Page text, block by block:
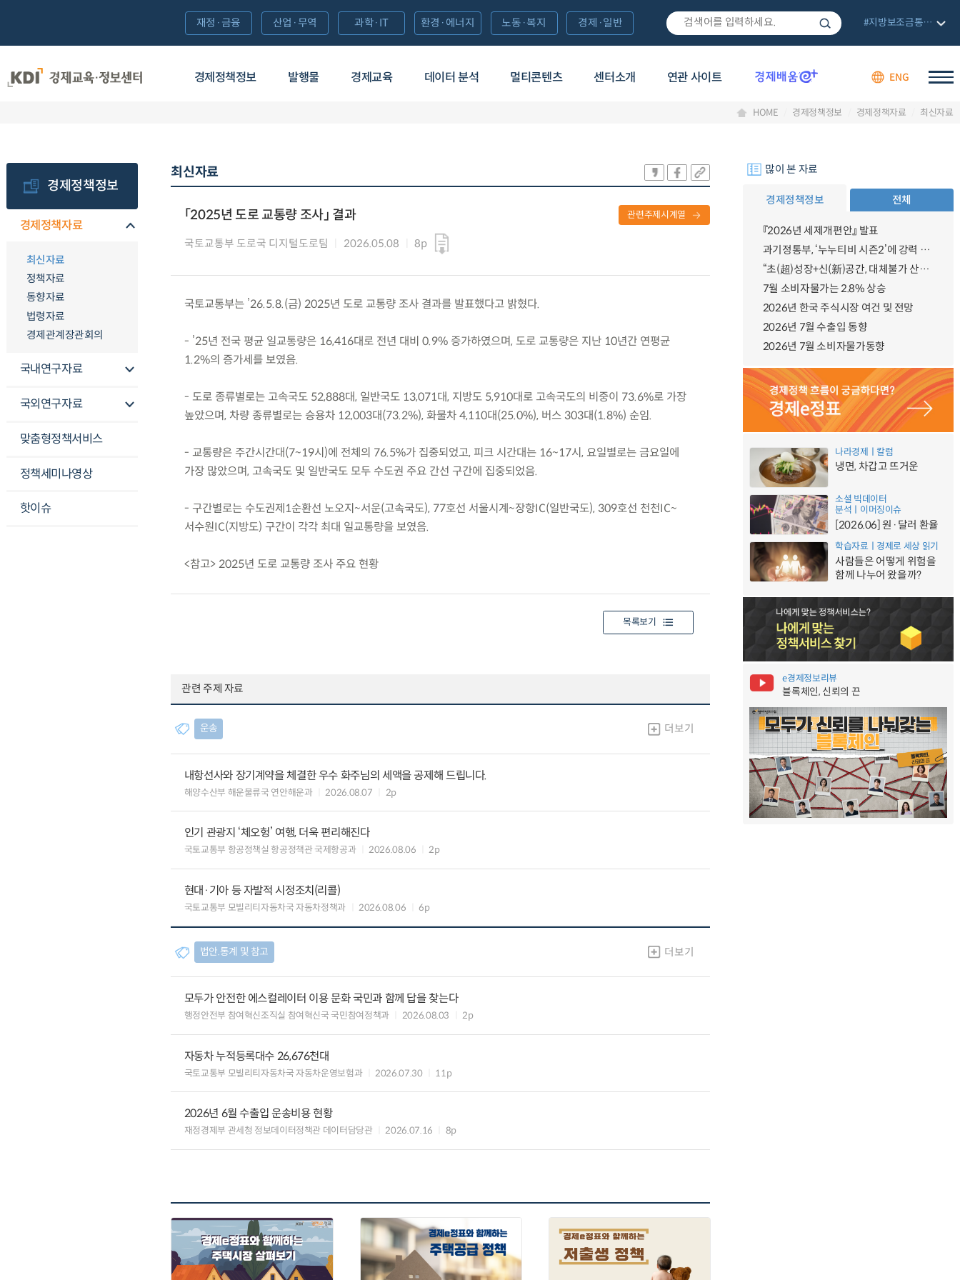
경제정책정보 발행물 경제교육 데이터 분석 멀티콘텐츠 센터소개 연관 사이트 ENG
재정·금융 산업·무역 과학·IT 환경·에너지 노동·복지 경제·일반 #지방보조금통합관리망
HOME 경제정책정보 경제정책자료 최신자료
경제정책정보
경제정책자료
최신자료
정책자료
동향자료
법령자료
경제관계장관회의
국내연구자료
국외연구자료
맞춤형정책서비스
정책세미나영상
핫이슈
최신자료
「2025년 도로 교통량 조사」 결과
국토교통부 도로국 디지털도로팀 2026.05.08 8p
관련주제시계열
국토교통부는 ’26.5.8.(금) 2025년 도로 교통량 조사 결과를 발표했다고 밝혔다.
- ’25년 전국 평균 일교통량은 16,416대로 전년 대비 0.9% 증가하였으며, 도로 교통량은 지난 10년간 연평균
1.2%의 증가세를 보였음.
- 도로 종류별로는 고속국도 52,888대, 일반국도 13,071대, 지방도 5,910대로 고속국도의 비중이 73.6%로 가장
높았으며, 차량 종류별로는 승용차 12,003대(73.2%), 화물차 4,110대(25.0%), 버스 303대(1.8%) 순임.
- 교통량은 주간시간대(7~19시)에 전체의 76.5%가 집중되었고, 피크 시간대는 16~17시, 요일별로는 금요일에
가장 많았으며, 고속국도 및 일반국도 모두 수도권 주요 간선 구간에 집중되었음.
- 구간별로는 수도권제1순환선 노오지~서운(고속국도), 77호선 서울시계~장항IC(일반국도), 309호선 천천IC~
서수원IC(지방도) 구간이 각각 최대 일교통량을 보였음.
<참고> 2025년 도로 교통량 조사 주요 현황
목록보기
관련 주제 자료
운송 더보기
내항선사와 장기계약을 체결한 우수 화주님의 세액을 공제해 드립니다.
해양수산부 해운물류국 연안해운과 2026.08.07 2p
인기 관광지 ‘체오헝’ 여행, 더욱 편리해진다
국토교통부 항공정책실 항공정책관 국제항공과 2026.08.06 2p
현대·기아 등 자발적 시정조치(리콜)
국토교통부 모빌리티자동차국 자동차정책과 2026.08.06 6p
법안.통계 및 참고 더보기
모두가 안전한 에스컬레이터 이용 문화 국민과 함께 답을 찾는다
행정안전부 참여혁신조직실 참여혁신국 국민참여정책과 2026.08.03 2p
자동차 누적등록대수 26,676천대
국토교통부 모빌리티자동차국 자동차운영보험과 2026.07.30 11p
2026년 6월 수출입 운송비용 현황
재정경제부 관세청 정보데이터정책관 데이터담당관 2026.07.16 8p
많이 본 자료
경제정책정보 전체
『2026년 세제개편안』 발표
과기정통부, ‘누누티비 시즌2’에 강력 대응 의지 밝혀
“초(超)성장+신(新)공간, 대체불가 산업강국”
7월 소비자물가는 2.8% 상승
2026년 한국 주식시장 여건 및 전망
2026년 7월 수출입 동향
2026년 7월 소비자물가동향
나라경제ㅣ칼럼
냉면, 차갑고 뜨거운
소셜 빅데이터
분석ㅣ이머징이슈
[2026.06] 원·달러 환율
학습자료ㅣ경제로 세상 읽기
사람들은 어떻게 위험을
함께 나누어 왔을까?
e경제정보리뷰
블록체인, 신뢰의 끈